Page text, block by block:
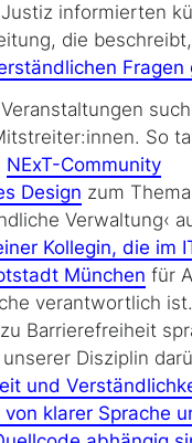
informierten
die beschreibt,
So
NExT-Community
Design zum Thema
Verwaltung‹
Kollegin, die im
München für
verantwortlich
Barrierefreiheit
Disziplin
und
klarer Sprache